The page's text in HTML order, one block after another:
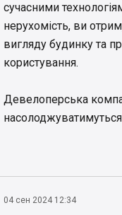
сучасними
нерухомість, ви
вигляду будинку та
користування.
Девелоперська
04 сен 2024 12:34